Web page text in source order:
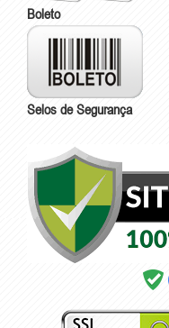
Boleto
Selos de Segurança